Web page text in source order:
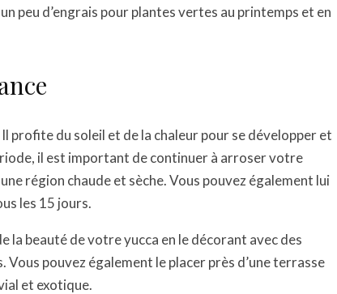
peu d’engrais pour plantes vertes au printemps et en
profite du soleil et de la chaleur pour se développer et
il est important de continuer à arroser votre
région chaude et sèche. Vous pouvez également lui
les 15 jours.
la beauté de votre yucca en le décorant avec des
pouvez également le placer près d’une terrasse
et exotique.